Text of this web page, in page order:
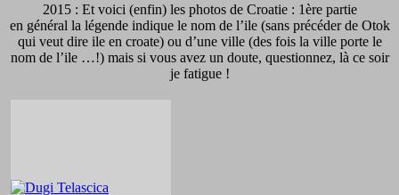
2015 : Et voici (enfin) les photos de Croatie : 1ère partie
en général la légende indique le nom de l’ile (sans précéder de Otok
qui veut dire ile en croate) ou d’une ville (des fois la ville porte le
nom de l’ile …!) mais si vous avez un doute, questionnez, là ce soir
je fatigue !